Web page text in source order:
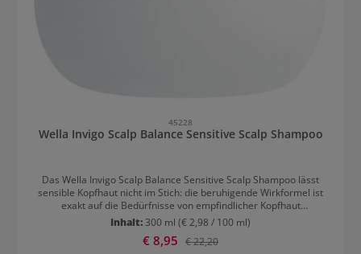
45228
Wella Invigo Scalp Balance Sensitive Scalp Shampoo
Das Wella Invigo Scalp Balance Sensitive Scalp Shampoo lässt
sensible Kopfhaut nicht im Stich: die beruhigende Wirkformel ist
exakt auf die Bedürfnisse von empfindlicher Kopfhaut
zugeschnitten. Durch die sanfte Reinigung wird das natürliche
Gleichgewicht wieder hergestellt und die Kopfhaut beruhigt, was zu
spürbar und sichtbar entspannter Kopfhaut führt. Das Shampoo
Inhalt: 300 ml (€ 2,98 / 100 ml)
Verkaufspreis:
€ 8,95 Regulärer Preis:
€ 22,20